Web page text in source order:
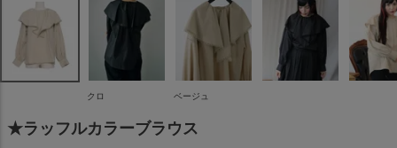
クロ ベージュ
★ラッフルカラーブラウス